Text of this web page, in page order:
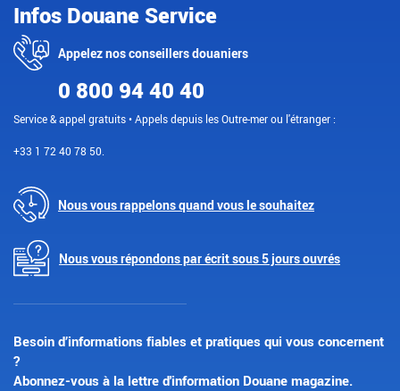
Infos Douane Service
Appelez nos conseillers douaniers
0 800 94 40 40
Service & appel gratuits • Appels depuis les Outre-mer ou l'étranger :
+33 1 72 40 78 50.
Nous vous rappelons quand vous le souhaitez
Nous vous répondons par écrit sous 5 jours ouvrés
Besoin d’informations fiables et pratiques qui vous concernent
?
Abonnez-vous à la lettre d'information Douane magazine.